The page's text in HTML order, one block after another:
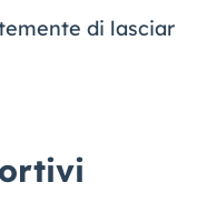
di lasciar